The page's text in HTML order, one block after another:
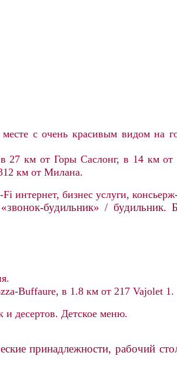
с очень красивым видом на
27 км от Горы Саслонг, в 14 км от
км от Милана.
интернет, бизнес услуги,
будильник» / будильник.
Buffaure, в 1.8 км от 217 Vajolet 1.
десертов. Детское меню.
принадлежности, рабочий